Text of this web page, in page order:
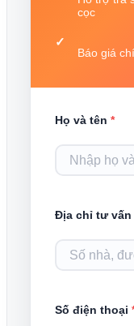
cọc
Báo giá
Họ và tên *
Địa chỉ tư vấn
Số điện thoại